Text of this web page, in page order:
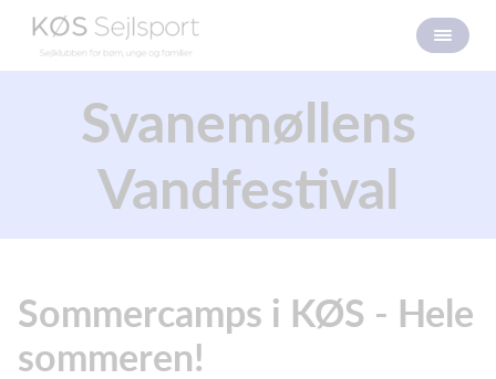
Svanemøllens
Vandfestival
Sommercamps i KØS - Hele
sommeren!